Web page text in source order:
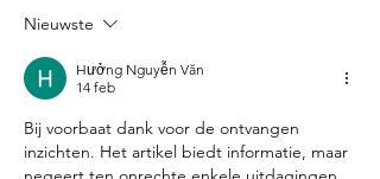
Nieuwste
Hưởng Nguyễn Văn
14 feb
Bij voorbaat dank voor de ontvangen
inzichten. Het artikel biedt informatie, maar